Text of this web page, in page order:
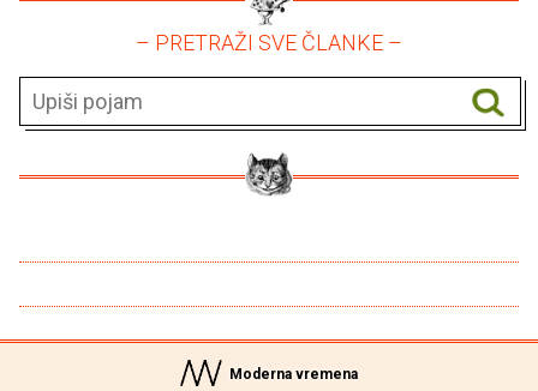
– PRETRAŽI SVE ČLANKE –
Moderna vremena